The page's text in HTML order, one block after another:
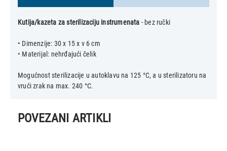
Kutija/kazeta za sterilizaciju instrumenata - bez ručki
• Dimenzije: 30 x 15 x v 6 cm
• Materijal: nehrđajući čelik
Mogućnost sterilizacije u autoklavu na 125 °C, a u sterilizatoru na
POVEZANI ARTIKLI